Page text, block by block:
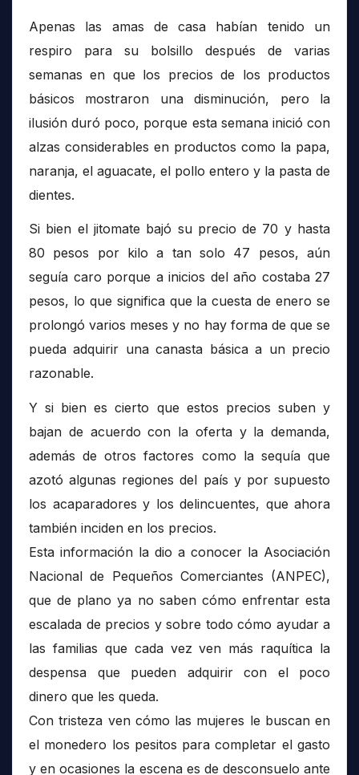
Apenas las amas de casa habían tenido un
respiro para su bolsillo después de varias
semanas en que los precios de los productos
básicos mostraron una disminución, pero la
ilusión duró poco, porque esta semana inició con
alzas considerables en productos como la papa,
naranja, el aguacate, el pollo entero y la pasta de
dientes.
Si bien el jitomate bajó su precio de 70 y hasta
80 pesos por kilo a tan solo 47 pesos, aún
seguía caro porque a inicios del año costaba 27
pesos, lo que significa que la cuesta de enero se
prolongó varios meses y no hay forma de que se
pueda adquirir una canasta básica a un precio
razonable.
Y si bien es cierto que estos precios suben y
bajan de acuerdo con la oferta y la demanda,
además de otros factores como la sequía que
azotó algunas regiones del país y por supuesto
los acaparadores y los delincuentes, que ahora
también inciden en los precios.
Esta información la dio a conocer la Asociación
Nacional de Pequeños Comerciantes (ANPEC),
que de plano ya no saben cómo enfrentar esta
escalada de precios y sobre todo cómo ayudar a
las familias que cada vez ven más raquítica la
despensa que pueden adquirir con el poco
dinero que les queda.
Con tristeza ven cómo las mujeres le buscan en
el monedero los pesitos para completar el gasto
y en ocasiones la escena es de desconsuelo ante